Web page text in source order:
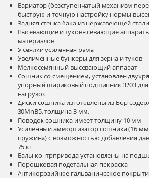
Вариатор (безступенчатый механизм
быструю и точную настройку нормы
Задняя стенка бака из нержавеющей стали
Высевающие и туковысевающие
материалов
У сеялки усиленная рама
Увеличенные бункеры для зерна и туков
Мелкосемянный высевающий аппарат
Сошник со смещением, установлен
упорный шариковый подшипник 3203
нагрузок
Диски сошника изготовлены из Бор-
30MnB5, толщина 3 мм.
Поводок сошника имеет толщину 10 мм
Усиленный аммортизатор сошника (16
пружина) с возможностью добавления
75 кг
Валы контрпривода установлены на
Порошковая подетальная покраска
Антикорозийное гальваническое